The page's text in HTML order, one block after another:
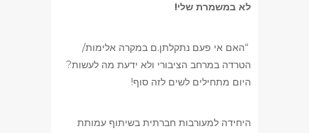
לא במשמרת שלי!
“האם אי פעם נתקלתן.ם במקרה אלימות/
הטרדה במרחב הציבורי ולא ידעת מה לעשות?
היום מתחילים לשים לזה סוף!
היחידה למעורבות חברתית בשיתוף עמותת